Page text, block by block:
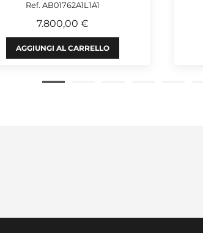
Ref. AB01762A1L1A1
7.800,00 €
AGGIUNGI AL CARRELLO